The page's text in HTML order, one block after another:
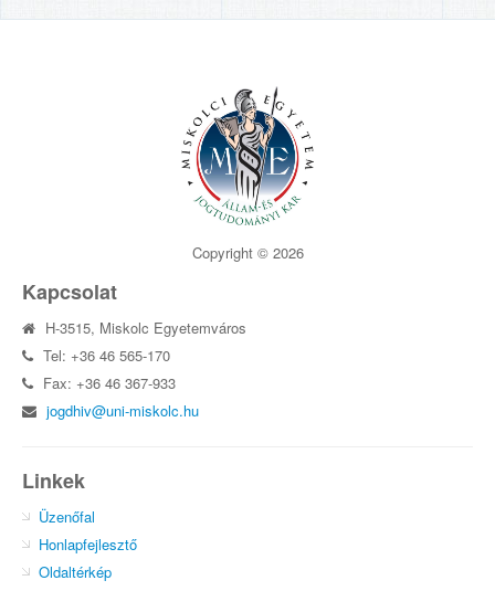
Copyright © 2026
Kapcsolat
H-3515, Miskolc Egyetemváros
Tel: +36 46 565-170
Fax: +36 46 367-933
jogdhiv@uni-miskolc.hu
Linkek
Üzenőfal
Honlapfejlesztő
Oldaltérkép